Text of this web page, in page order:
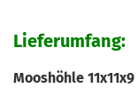
Lieferumfang:
Mooshöhle 11x11x9